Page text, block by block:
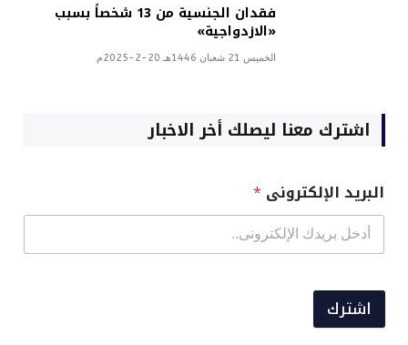
فقدان الجنسية من 13 شخصاً بسبب
«الازدواجية»
الخميس 21 شعبان 1446هـ 20-2-2025م
اشترك معنا ليصلك أخر الاخبار
البريد الإلكترونى *
اشترك